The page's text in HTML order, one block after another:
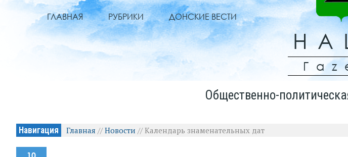
ГЛАВНАЯ РУБРИКИ ДОНСКИЕ ВЕСТИ
Общественно-
Навигация Главная //Новости //Календарь знаменательных дат